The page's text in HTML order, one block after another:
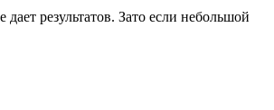
результатов. Зато если небольшой